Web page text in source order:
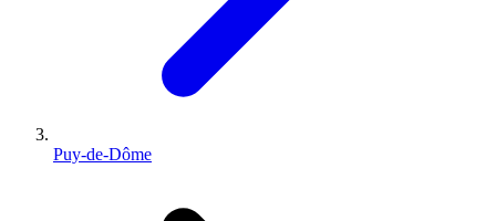
Puy-de-Dôme